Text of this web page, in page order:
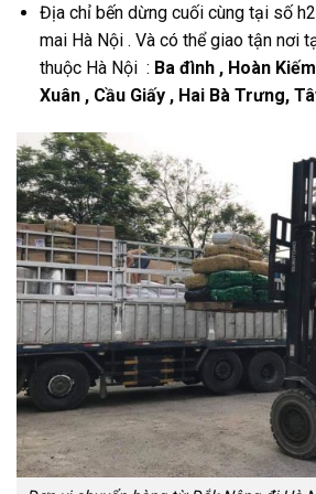
Địa chỉ bến dừng cuối cùng tại số
mai Hà Nội . Và có thể giao tận nơi
thuộc Hà Nội : Ba đình , Hoàn
Xuân , Cầu Giấy , Hai Bà Trưng,